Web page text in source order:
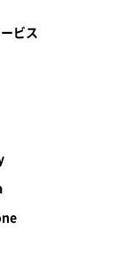
めにメール
に商品を送
るため、氏
る目的
氏名、生年
号、クレジ
配達証明付
する目的
購入された
の種類や期
」としま
さい。 な
れた状態
渡しされた
に生じうる
して生じう
す。
の費用を含
）は当社規
ビス